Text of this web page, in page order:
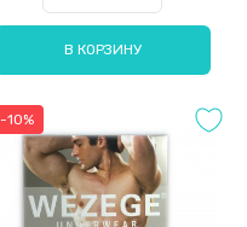
В КОРЗИНУ
-10%